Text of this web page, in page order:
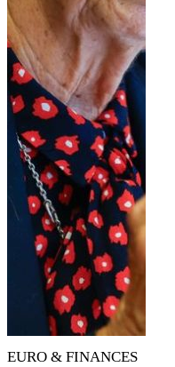
EURO & FINANCES